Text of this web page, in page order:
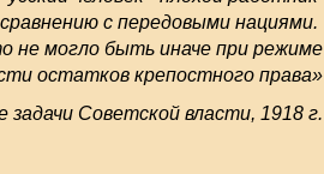
с передовыми нациями.
не могло быть иначе при режиме
остатков крепостного права»
Советской власти, 1918 г.